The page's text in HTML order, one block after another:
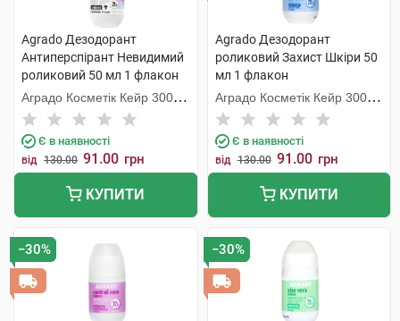
Agrado Дезодорант
Антиперспірант Невидимий
роликовий 50 мл 1 флакон
Аградо Косметік Кейр 3000
С.Л.У.
Є в наявності
від 130.00 91.00 грн
КУПИТИ
Agrado Дезодорант
роликовий Захист Шкіри 50
мл 1 флакон
Аградо Косметік Кейр 3000
С.Л.У.
Є в наявності
від 130.00 91.00 грн
КУПИТИ
−30% −30%